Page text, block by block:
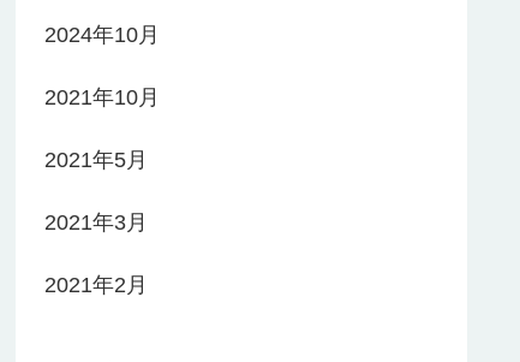
2024年10月
2021年10月
2021年5月
2021年3月
2021年2月